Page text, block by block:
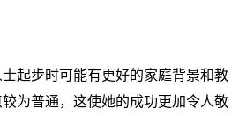
起步时可能有更好的家庭背景和教
为普通，这使她的成功更加令人敬